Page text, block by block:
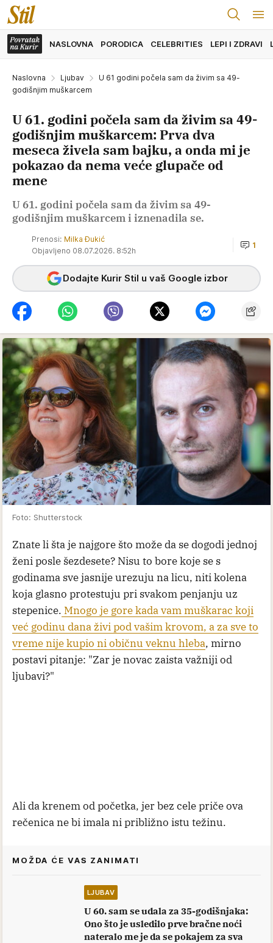
NASLOVNA PORODICA CELEBRITIES LEPI I ZDRAVI
Naslovna Ljubav
U 61 godini počela sam da živim sa 49-
godišnjim muškarcem
U 61. godini počela sam da živim sa 49-
godišnjim muškarcem: Prva dva
meseca živela sam bajku, a onda mi je
pokazao da nema veće glupače od
mene
U 61. godini počela sam da živim sa 49-
godišnjim muškarcem i iznenadila se.
Prenosi: Milka Đukić
Objavljeno 08.07.2026. 8:52h
1
Dodajte Kurir Stil u vaš Google izbor
Foto: Shutterstock
Znate li šta je najgore što može da se dogodi jednoj
ženi posle šezdesete? Nisu to bore koje se s
godinama sve jasnije urezuju na licu, niti kolena
koja glasno protestuju pri svakom penjanju uz
stepenice. Mnogo je gore kada vam muškarac koji
već godinu dana živi pod vašim krovom, a za sve to
vreme nije kupio ni običnu veknu hleba, mirno
postavi pitanje: "Zar je novac zaista važniji od
ljubavi?"
Ali da krenem od početka, jer bez cele priče ova
rečenica ne bi imala ni približno istu težinu.
MOŽDA ĆE VAS ZANIMATI
LJUBAV
U 60. sam se udala za 35-godišnjaka:
Ono što je usledilo prve bračne noći
nateralo me je da se pokajem za sva